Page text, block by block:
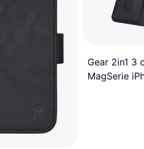
Gear 2in1 3
MagSerie